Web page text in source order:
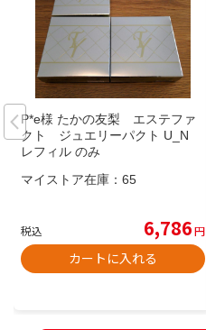
P*e様 たかの友梨 エステファ
クト ジュエリーパクト U_N
レフィル のみ
マイストア在庫： 65
税込 6,786円
カートに入れる